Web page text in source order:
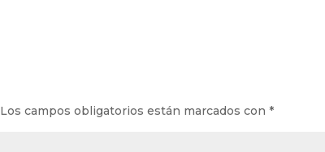
Los campos obligatorios están marcados con*